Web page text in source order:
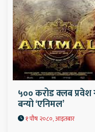
५०० करोड क्लब प्रवेश
बन्यो ‘एनिमल’
१ पौष २०८०, आइतबार